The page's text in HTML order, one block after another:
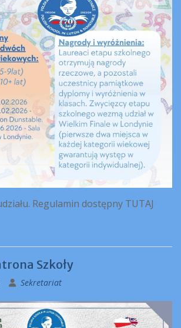
Regulamin dostępny TUTAJ
Szkoły
Sekretariat